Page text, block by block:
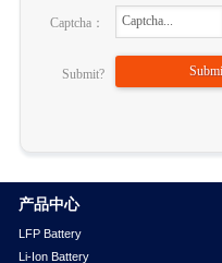
Captcha：
Submit?
产品中心
LFP Battery
Li-Ion Battery